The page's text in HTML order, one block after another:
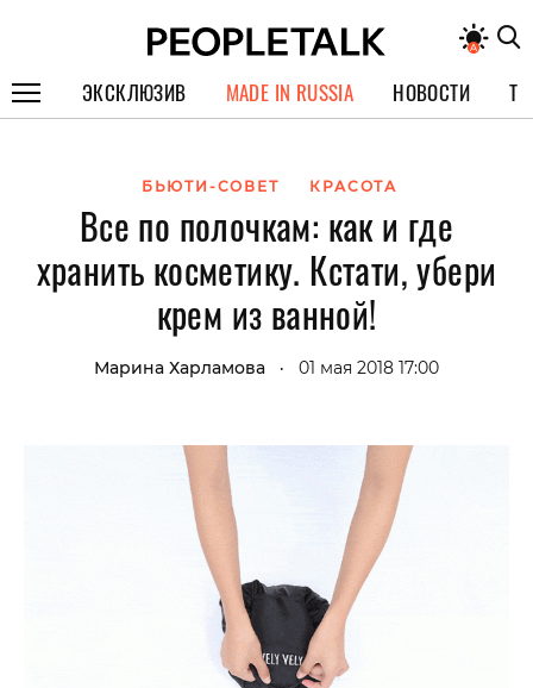
ЭКСКЛЮЗИВ
СПЕЦПРОЕКТЫ
ИНТЕРВЬЮ
ПОКОЛЕНИЕ
MADE IN RUSSIA НОВОСТИ
БЬЮТИ-СОВЕТ КРАСОТА
Все по полочкам: как и где
хранить косметику. Кстати, убери
крем из ванной!
Марина Харламова • 01 мая 2018 17:00